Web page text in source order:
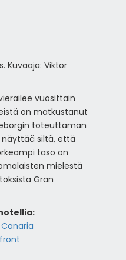
Kuvaaja: Viktor
vuosittain
on matkustanut
toteuttaman
siltä, että
taso on
mielestä
Gran